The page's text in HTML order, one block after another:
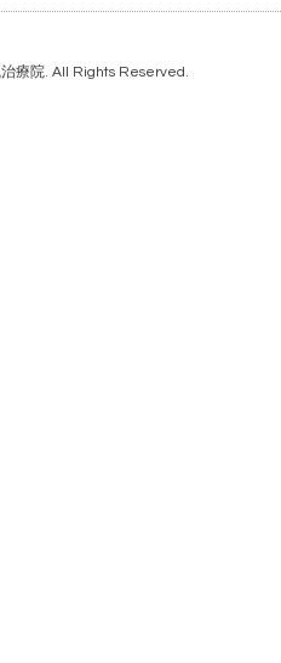
療院. All Rights Reserved.